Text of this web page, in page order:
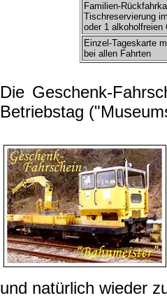
Familien-
Tischreservierung
oder 1
Einzel-Tageskarte
bei allen Fahrten
Die Geschenk-
Betriebstag
und natürlich wieder